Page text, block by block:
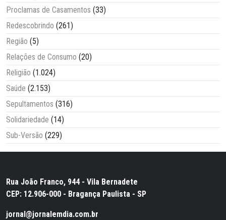
Proclamas de Casamentos (33)
Redescobrindo (261)
Região (5)
Relações de Consumo (20)
Religião (1.024)
Saúde (2.153)
Sepultamentos (316)
Solidariedade (14)
Sub-Versão (229)
Rua João Franco, 944 - Vila Bernadete
CEP: 12.906-000 - Bragança Paulista - SP
jornal@jornalemdia.com.br